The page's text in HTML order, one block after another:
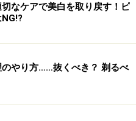
させる新習慣！
なしっとり柔らかな手に！
切なケアで美白を取り戻す！ピ
のやり方……抜くべき？ 剃るべ